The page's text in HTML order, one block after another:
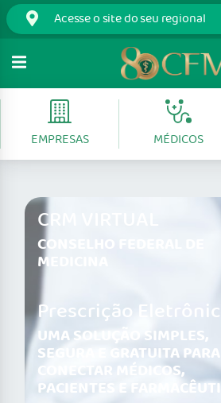
EMPRESAS MÉDICOS
CRM VIRTUAL
CONSELHO FEDERAL DE
MEDICINA
Prescrição
UMA SOLUÇÃO SIMPLES,
SEGURA E GRATUITA PARA
CONECTAR MÉDICOS,
PACIENTES E